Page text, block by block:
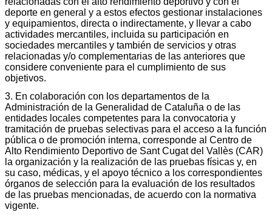
deporte en general y a estos efectos gestionar instalaciones
y equipamientos, directa o indirectamente, y llevar a cabo
actividades mercantiles, incluida su participación en
sociedades mercantiles y también de servicios y otras
relacionadas y/o complementarias de las anteriores que
considere conveniente para el cumplimiento de sus
objetivos.
3. En colaboración con los departamentos de la
Administración de la Generalidad de Cataluña o de las
entidades locales competentes para la convocatoria y
tramitación de pruebas selectivas para el acceso a la función
pública o de promoción interna, corresponde al Centro de
Alto Rendimiento Deportivo de Sant Cugat del Vallès (CAR)
la organización y la realización de las pruebas físicas y, en
su caso, médicas, y el apoyo técnico a los correspondientes
órganos de selección para la evaluación de los resultados
de las pruebas mencionadas, de acuerdo con la normativa
vigente.